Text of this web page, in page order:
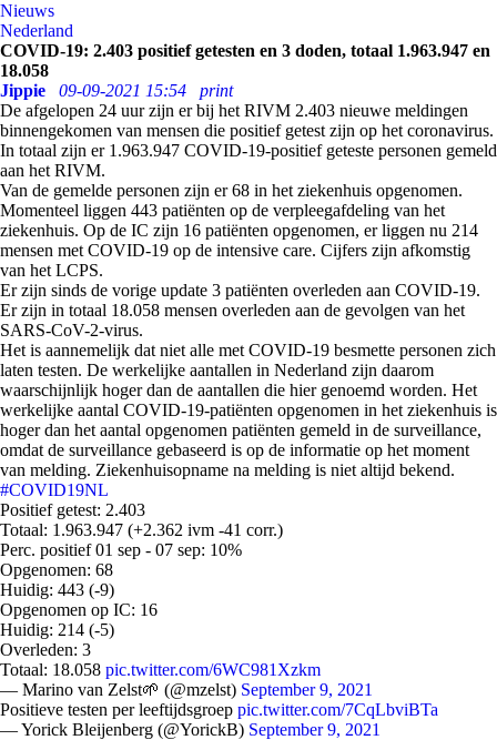
Nieuws
Nederland
COVID-19: 2.403 positief getesten en 3 doden, totaal 1.963.947 en
18.058
Jippie
09-09-2021 15:54
print
De afgelopen 24 uur zijn er bij het RIVM 2.403 nieuwe meldingen
binnengekomen van mensen die positief getest zijn op het coronavirus.
In totaal zijn er 1.963.947 COVID-19-positief geteste personen gemeld
aan het RIVM.
Van de gemelde personen zijn er 68 in het ziekenhuis opgenomen.
Momenteel liggen 443 patiënten op de verpleegafdeling van het
ziekenhuis. Op de IC zijn 16 patiënten opgenomen, er liggen nu 214
mensen met COVID-19 op de intensive care. Cijfers zijn afkomstig
van het LCPS.
Er zijn sinds de vorige update 3 patiënten overleden aan COVID-19.
Er zijn in totaal 18.058 mensen overleden aan de gevolgen van het
SARS-CoV-2-virus.
Het is aannemelijk dat niet alle met COVID-19 besmette personen zich
laten testen. De werkelijke aantallen in Nederland zijn daarom
waarschijnlijk hoger dan de aantallen die hier genoemd worden. Het
werkelijke aantal COVID-19-patiënten opgenomen in het ziekenhuis is
hoger dan het aantal opgenomen patiënten gemeld in de surveillance,
omdat de surveillance gebaseerd is op de informatie op het moment
van melding. Ziekenhuisopname na melding is niet altijd bekend.
#COVID19NL
Positief getest: 2.403
Totaal: 1.963.947 (+2.362 ivm -41 corr.)
Perc. positief 01 sep - 07 sep: 10%
Opgenomen: 68
Huidig: 443 (-9)
Opgenomen op IC: 16
Huidig: 214 (-5)
Overleden: 3
Totaal: 18.058 pic.twitter.com/6WC981Xzkm
— Marino van Zelst🌱 (@mzelst) September 9, 2021
Positieve testen per leeftijdsgroep pic.twitter.com/7CqLbviBTa
— Yorick Bleijenberg (@YorickB) September 9, 2021